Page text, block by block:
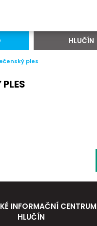
HLUČÍN
ples
INFORMAČNÍ CENTRUM
HLUČÍN